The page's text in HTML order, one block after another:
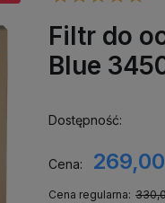
Filtr do
Blue
Dostępność:
Cena: 269,00
Cena regularna: